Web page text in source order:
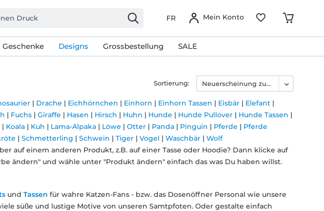
FR Mein Konto
Geschenke Designs Grossbestellung SALE
| Drache | Eichhörnchen | Einhorn | Einhorn Tassen | Eisbär | Elefant |
| Fuchs | Giraffe | Hasen | Hirsch | Huhn | Hunde | Hunde Pullover | Hunde Tassen |
| Koala | Kuh | Lama-Alpaka | Löwe | Otter | Panda | Pinguin | Pferde | Pferde
| Schmetterling | Schwein | Tiger | Vogel | Waschbär | Wolf
auf einem anderen Produkt, z.B. auf einer Tasse oder Hoodie? Dann klicke auf
ändern" und wähle unter "Produkt ändern" einfach das was Du haben willst.
und Tassen für wahre Katzen-Fans - bzw. das Dosenöffner Personal wie unsere
süße und lustige Motive von unseren Samtpfoten. Oder gestalte einfach
Sortierung: